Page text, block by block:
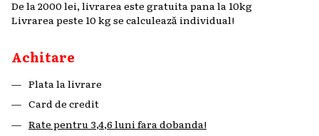
De la 2000 lei, livrarea este gratuita pana la 10kg
Livrarea peste 10 kg se calculează individual!
Achitare
Plata la livrare
Card de credit
Rate pentru 3,4,6 luni fara dobanda!